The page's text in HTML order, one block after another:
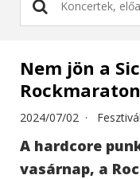
Nem jön a
2024/07/02 · Fesztivál
A hardcore
vasárnap, a